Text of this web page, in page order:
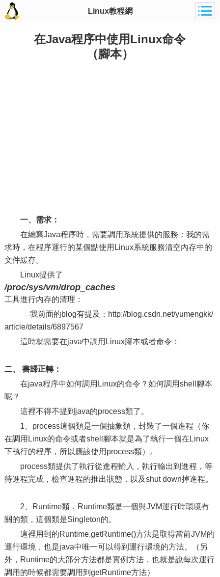
Linux教程網
在Java程序中使用Linux命令
（腳本）
一、需求：
在編寫Java程序時，需要調用系統提供的服務：我的需
求時，在程序運行的某個點使用Linux系統服務清空內存中的
文件緩存。
Linux提供了
/proc/sys/vm/drop_caches
工具進行內存的清理：
我前面的blog有提及：http://blog.csdn.net/yumengkk/
article/details/6897567
這時就需要在java中調用Linux腳本或者命令：
二、 書歸正轉：
在java程序中如何調用Linux的命令？如何調用shell腳本
呢？
這裡不得不提到java的process類了。
1、process這個類是一個抽象類，封裝了一個進程（你
在調用Linux的命令或者shell腳本就是為了執行一個在Linux
下執行的程序，所以應該使用process類）。
process類提供了執行從進程輸入，執行輸出到進程，等
待進程完成，檢查進程的推出狀態，以及shut down掉進程。
2、Runtime類，Runtime類是一個與JVM運行時環境有
關的類，這個類是Singleton的。
這裡用到的Runtime.getRuntime()方法是取得當前JVM的
運行環境，也是java中唯一可以得到運行環境的方法。（另
外，Runtime的大部分方法都是實例方法，也就是說每次運行
調用的時候都需要調用到getRuntime方法）